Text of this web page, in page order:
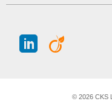
J A
© 2026 CKS